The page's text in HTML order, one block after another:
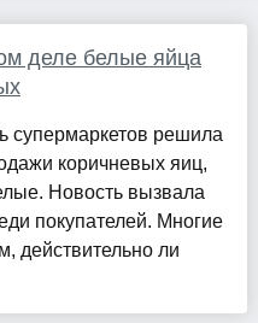
деле белые яйца
супермаркетов решила
коричневых яиц,
Новость вызвала
покупателей. Многие
действительно ли